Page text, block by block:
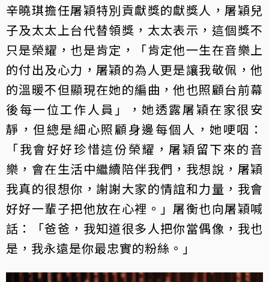
辛曉琪擔任屠穎特別貢獻獎的獻獎人，屠穎兒
子及太太上台代替領獎，太太表示，這個獎不
只是榮耀，也是肯定，「肯定他一生在音樂上
的付出及心力，屠穎的為人更是讓我敬佩，他
的溫暖不但顯現在她的編曲，他也照顧台前幕
後每一位工作人員」，她透露屠穎在家很安
靜，但總是細心照顧身邊每個人，她哽咽：
「我會好好珍惜這份榮耀，屠穎留下來的音
樂，會在生活中繼續陪伴我們，我想說，屠穎
我真的很想你，謝謝大家的情誼和力量，我會
好好一輩子把他放在心裡。」屠衡也向屠穎喊
話：「爸爸，我知道很多人把你當偶像，我也
是，我永遠是你最忠實的粉絲。」